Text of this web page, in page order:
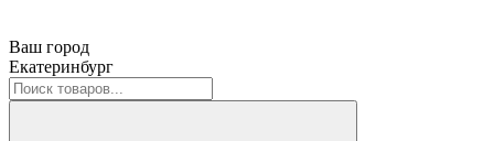
Ваш город
Екатеринбург